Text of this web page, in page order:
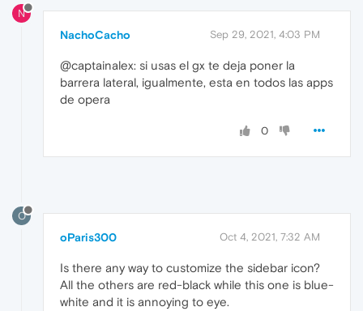
N
NachoCacho Sep 29, 2021, 4:03 PM
@captainalex: si usas el gx te deja poner la
barrera lateral, igualmente, esta en todos las apps
de opera
0
O
oParis300 Oct 4, 2021, 7:32 AM
Is there any way to customize the sidebar icon?
All the others are red-black while this one is blue-
white and it is annoying to eye.